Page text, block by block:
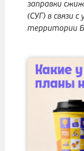
заправки
(СУГ) в связи
территории